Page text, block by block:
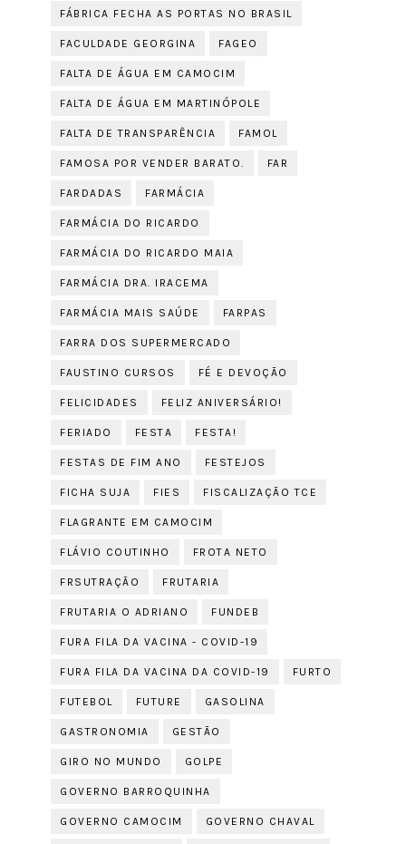
FÁBRICA FECHA AS PORTAS NO BRASIL
FACULDADE GEORGINA FAGEO
FALTA DE ÁGUA EM CAMOCIM
FALTA DE ÁGUA EM MARTINÓPOLE
FALTA DE TRANSPARÊNCIA FAMOL
FAMOSA POR VENDER BARATO. FAR
FARDADAS FARMÁCIA
FARMÁCIA DO RICARDO
FARMÁCIA DO RICARDO MAIA
FARMÁCIA DRA. IRACEMA
FARMÁCIA MAIS SAÚDE FARPAS
FARRA DOS SUPERMERCADO
FAUSTINO CURSOS FÉ E DEVOÇÃO
FELICIDADES FELIZ ANIVERSÁRIO!
FERIADO FESTA FESTA!
FESTAS DE FIM ANO FESTEJOS
FICHA SUJA FIES FISCALIZAÇÃO TCE
FLAGRANTE EM CAMOCIM
FLÁVIO COUTINHO FROTA NETO
FRSUTRAÇÃO FRUTARIA
FRUTARIA O ADRIANO FUNDEB
FURA FILA DA VACINA - COVID-19
FURA FILA DA VACINA DA COVID-19 FURTO
FUTEBOL FUTURE GASOLINA
GASTRONOMIA GESTÃO
GIRO NO MUNDO GOLPE
GOVERNO BARROQUINHA
GOVERNO CAMOCIM GOVERNO CHAVAL